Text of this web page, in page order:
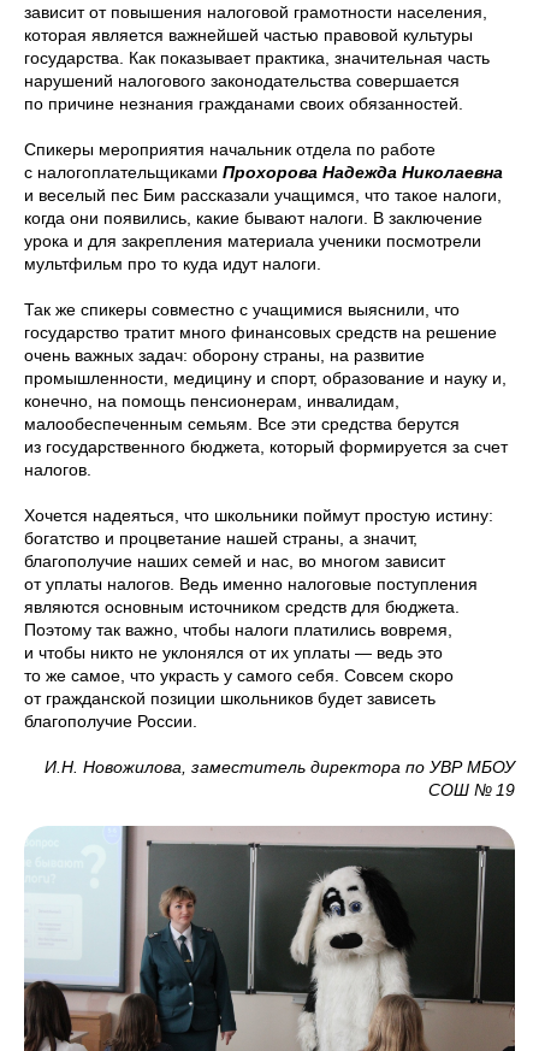
зависит от повышения налоговой грамотности населения,
которая является важнейшей частью правовой культуры
государства. Как показывает практика, значительная часть
нарушений налогового законодательства совершается
по причине незнания гражданами своих обязанностей.
Спикеры мероприятия начальник отдела по работе
с налогоплательщиками Прохорова Надежда Николаевна
и веселый пес Бим рассказали учащимся, что такое налоги,
когда они появились, какие бывают налоги. В заключение
урока и для закрепления материала ученики посмотрели
мультфильм про то куда идут налоги.
Так же спикеры совместно с учащимися выяснили, что
государство тратит много финансовых средств на решение
очень важных задач: оборону страны, на развитие
промышленности, медицину и спорт, образование и науку и,
конечно, на помощь пенсионерам, инвалидам,
малообеспеченным семьям. Все эти средства берутся
из государственного бюджета, который формируется за счет
налогов.
Хочется надеяться, что школьники поймут простую истину:
богатство и процветание нашей страны, а значит,
благополучие наших семей и нас, во многом зависит
от уплаты налогов. Ведь именно налоговые поступления
являются основным источником средств для бюджета.
Поэтому так важно, чтобы налоги платились вовремя,
и чтобы никто не уклонялся от их уплаты — ведь это
то же самое, что украсть у самого себя. Совсем скоро
от гражданской позиции школьников будет зависеть
благополучие России.
И.Н. Новожилова, заместитель директора по УВР МБОУ
СОШ № 19